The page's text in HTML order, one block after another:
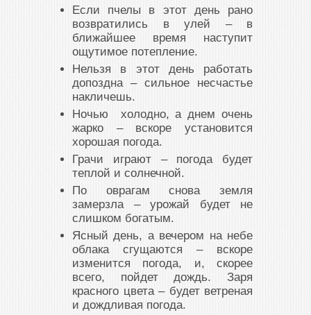
Если пчелы в этот день рано
возвратились в улей – в
ближайшее время наступит
ощутимое потепление.
Нельзя в этот день работать
допоздна – сильное несчастье
накличешь.
Ночью холодно, а днем очень
жарко – вскоре установится
хорошая погода.
Грачи играют – погода будет
теплой и солнечной.
По оврагам снова земля
замерзла – урожай будет не
слишком богатым.
Ясный день, а вечером на небе
облака сгущаются – вскоре
изменится погода, и, скорее
всего, пойдет дождь. Заря
красного цвета – будет ветреная
и дождливая погода.